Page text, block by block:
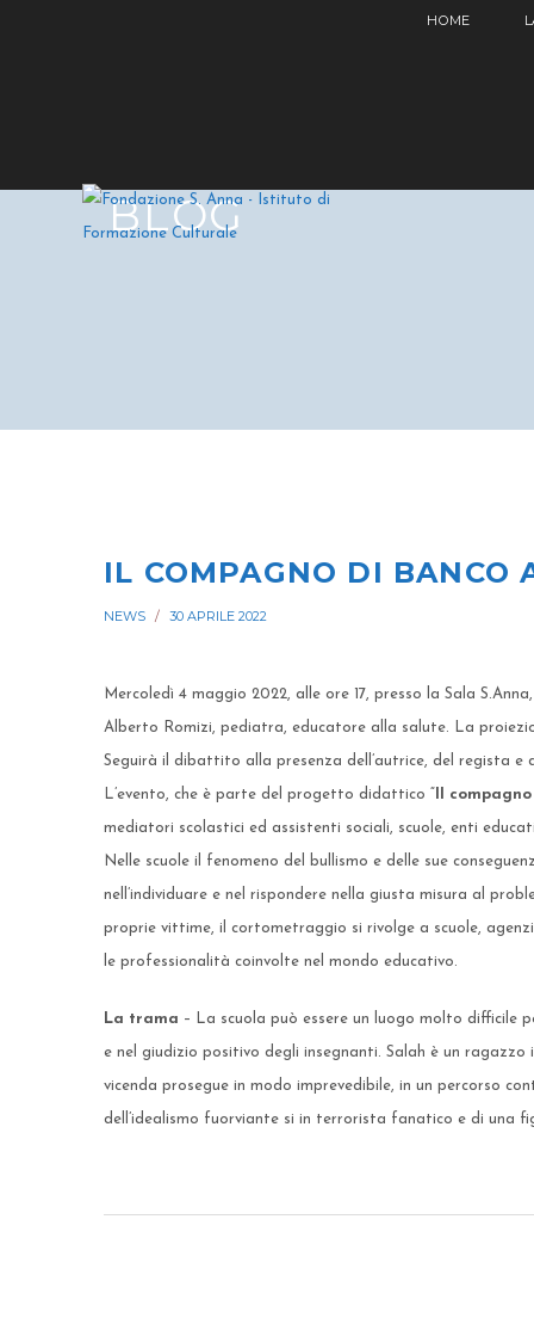
HOME
BLOG
IL COMPAGNO DI BANCO
NEWS 30 APRILE 2022
Mercoledì 4 maggio 2022, alle ore 17, presso la Sala
Alberto Romizi, pediatra, educatore alla salute. La
Seguirà il dibattito alla presenza dell’autrice, del regista e
L’evento, che è parte del progetto didattico “ Il
mediatori scolastici ed assistenti sociali, scuole, enti
Nelle scuole il fenomeno del bullismo e delle sue
nell’individuare e nel rispondere nella giusta misura al
proprie vittime, il cortometraggio si rivolge a scuole,
le professionalità coinvolte nel mondo educativo.
La trama – La scuola può essere un luogo molto difficile
e nel giudizio positivo degli insegnanti. Salah è un
vicenda prosegue in modo imprevedibile, in un percorso
dell’idealismo fuorviante si in terrorista fanatico e di una